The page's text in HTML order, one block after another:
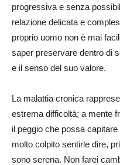
progressiva e senza
relazione delicata e
proprio uomo non è mai
saper preservare dentro di
e il senso del suo valore.
La malattia cronica
estrema difficoltà; a mente
il peggio che possa
molto colpito sentirle dire,
sono serena. Non farei